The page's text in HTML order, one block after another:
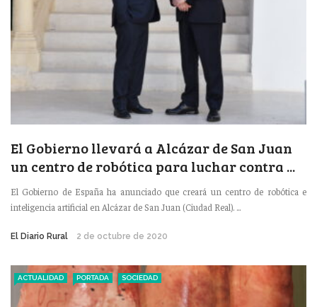
El Gobierno llevará a Alcázar de San Juan
un centro de robótica para luchar contra ...
El Gobierno de España ha anunciado que creará un centro de robótica e
inteligencia artificial en Alcázar de San Juan (Ciudad Real). ...
El Diario Rural 2 de octubre de 2020
ACTUALIDAD PORTADA SOCIEDAD